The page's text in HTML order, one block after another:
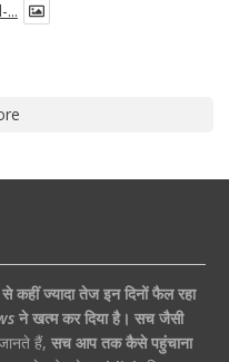
ज्यादा तेज इन दिनों फैल रहा
ने खत्म कर दिया है। सच जैसी
हैं, सच आप तक कैसे पहुंचाना